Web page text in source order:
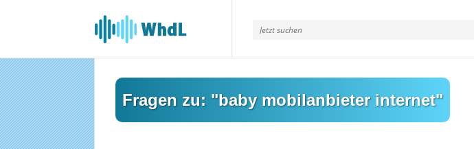
Musikforum
von
Fragen zu: "baby mobilanbieter internet"